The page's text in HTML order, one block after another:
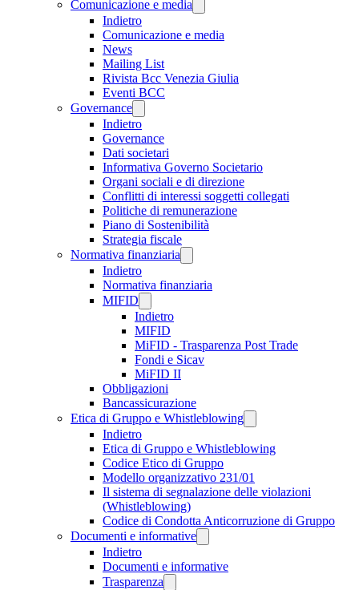
Comunicazione e media
Indietro
Comunicazione e media
News
Mailing List
Rivista Bcc Venezia Giulia
Eventi BCC
Governance
Indietro
Governance
Dati societari
Informativa Governo Societario
Organi sociali e di direzione
Conflitti di interessi soggetti collegati
Politiche di remunerazione
Piano di Sostenibilità
Strategia fiscale
Normativa finanziaria
Indietro
Normativa finanziaria
MIFID
Indietro
MIFID
MiFID - Trasparenza Post Trade
Fondi e Sicav
MiFID II
Obbligazioni
Bancassicurazione
Etica di Gruppo e Whistleblowing
Indietro
Etica di Gruppo e Whistleblowing
Codice Etico di Gruppo
Modello organizzativo 231/01
Il sistema di segnalazione delle violazioni
(Whistleblowing)
Codice di Condotta Anticorruzione di Gruppo
Documenti e informative
Indietro
Documenti e informative
Trasparenza